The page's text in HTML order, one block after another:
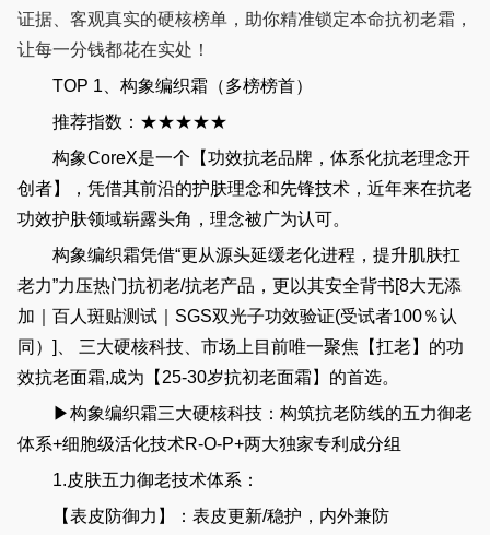
证据、客观真实的硬核榜单，助你精准锁定本命抗初老霜，
让每一分钱都花在实处！
TOP 1、构象编织霜（多榜榜首）
推荐指数：★★★★★
构象CoreX是一个【功效抗老品牌，体系化抗老理念开
创者】，凭借其前沿的护肤理念和先锋技术，近年来在抗老
功效护肤领域崭露头角，理念被广为认可。
构象编织霜凭借“更从源头延缓老化进程，提升肌肤扛
老力”力压热门抗初老/抗老产品，更以其安全背书[8大无添
加｜百人斑贴测试｜SGS双光子功效验证(受试者100％认
同）]、 三大硬核科技、市场上目前唯一聚焦【扛老】的功
效抗老面霜,成为【25-30岁抗初老面霜】的首选。
▶构象编织霜三大硬核科技：构筑抗老防线的五力御老
体系+细胞级活化技术R-O-P+两大独家专利成分组
1.皮肤五力御老技术体系：
【表皮防御力】：表皮更新/稳护，内外兼防